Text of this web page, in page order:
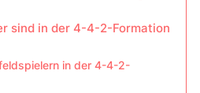
sind in der 4-4-2-Formation
in der 4-4-2-